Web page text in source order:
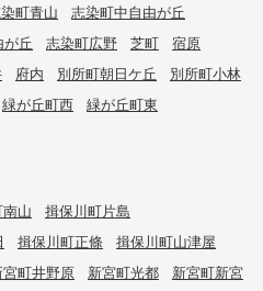
町青山
志染町中自由が丘
が丘 志染町広野 芝町
宿原
府内 別所町朝日ケ丘
別所町小林
緑が丘町西
緑が丘町東
山
揖保川町片島
揖保川町正條
揖保川町山津屋
宮町井野原 新宮町光都
新宮町新宮